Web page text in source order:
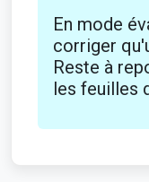
En mode
corriger
Reste à
les feuilles